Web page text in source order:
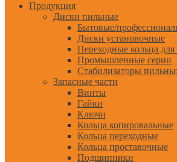
Продукция
Диски пильные
Бытовые/
Диски установочные
Переходные кольца
Промышленные серии
Стабилизаторы
Запасные части
Винты
Гайки
Ключи
Кольца копировальные
Кольца переходные
Кольца проставочные
Подшипники